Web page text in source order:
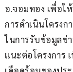
อ.จอมทอง เพื่อใ
การดำเนินโครง
ในการรับข้อมูลข่
แนะต่อโครงการ